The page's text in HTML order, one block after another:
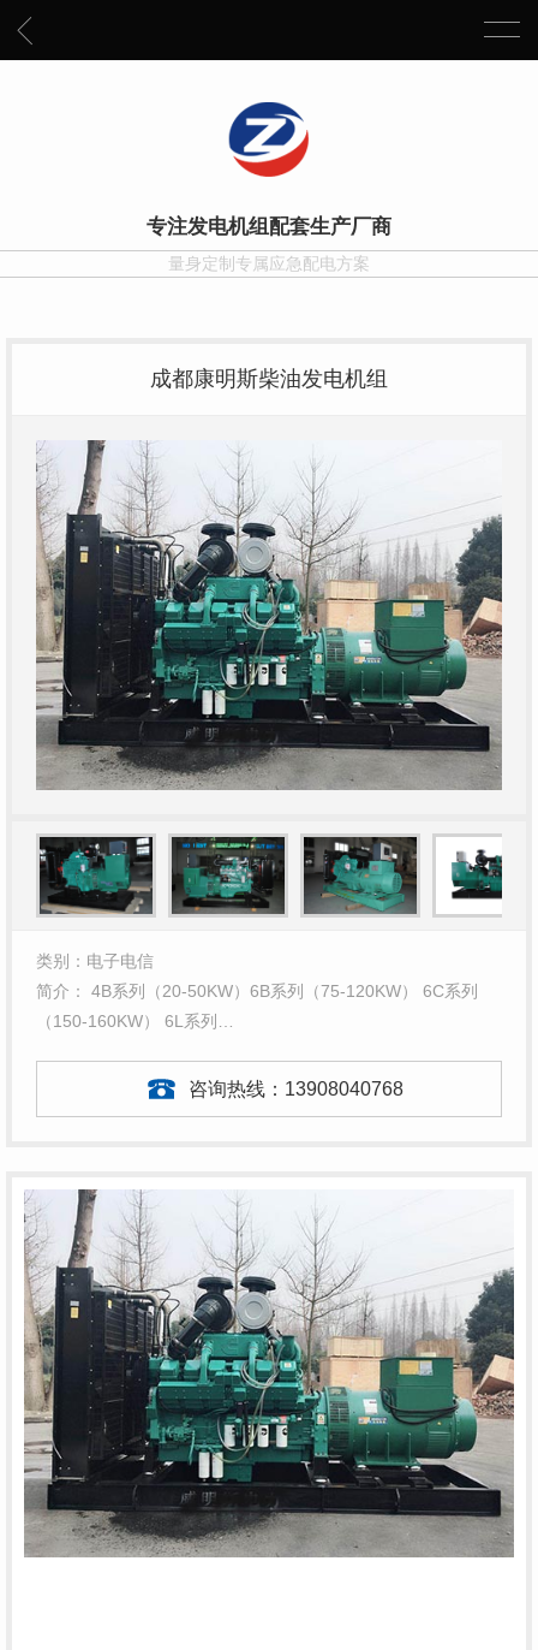
专注发电机组配套生产厂商
量身定制专属应急配电方案
成都康明斯柴油发电机组
类别：电子电信
简介： 4B系列（20-50KW）6B系列（75-120KW） 6C系列
（150-160KW） 6L系列…
咨询热线： 13908040768